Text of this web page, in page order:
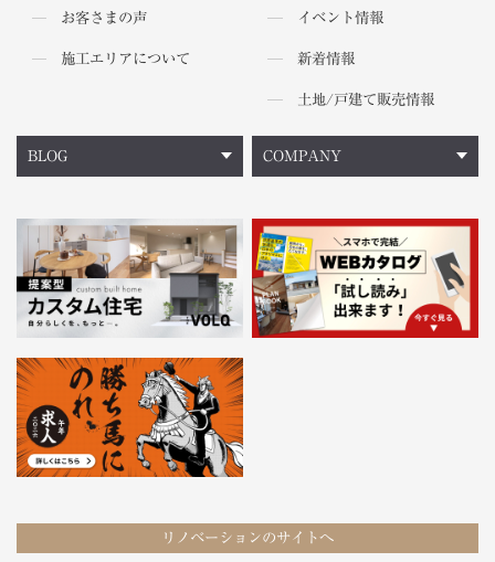
お客さまの声
施工エリアについて
イベント情報
新着情報
土地/戸建て販売情報
BLOG COMPANY
リノベーションのサイトへ